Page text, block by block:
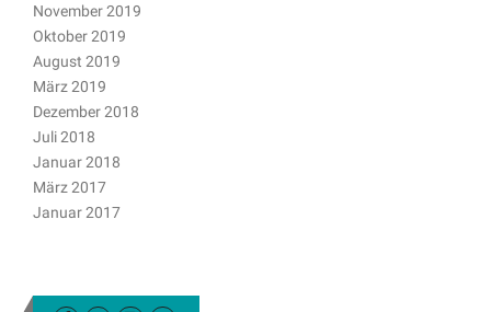
November 2019
Oktober 2019
August 2019
März 2019
Dezember 2018
Juli 2018
Januar 2018
März 2017
Januar 2017